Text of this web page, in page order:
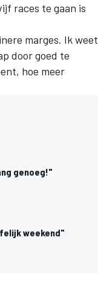
races te gaan is
marges. Ik weet
door goed te
hoe meer
genoeg!"
weekend"